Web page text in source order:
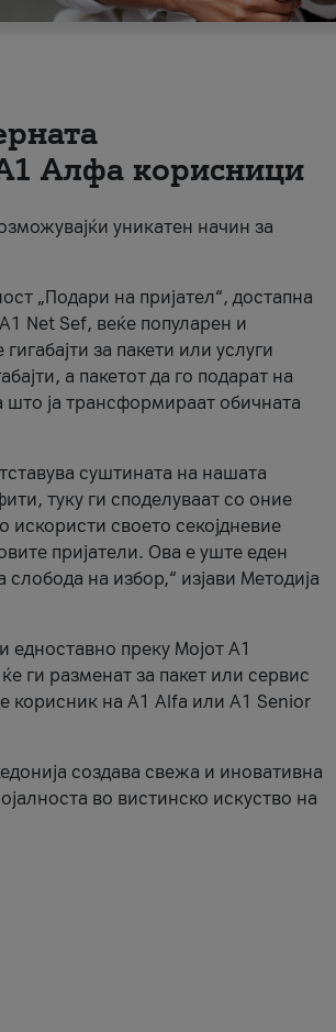
Алфа корисници
уникатен начин за
„Подари на пријател“, достапна
Net Sef, веќе популарен и
за пакети или услуги
а пакетот да го подарат на
што ја трансформираат обичната
суштината на нашата
туку ги споделуваат со оние
искористи своето секојдневие
пријатели. Ова е уште еден
на избор,“ изјави Методија
едноставно преку Мојот А1
ги разменат за пакет или сервис
корисник на А1 Alfa или A1 Senior
создава свежа и иновативна
во вистинско искуство на